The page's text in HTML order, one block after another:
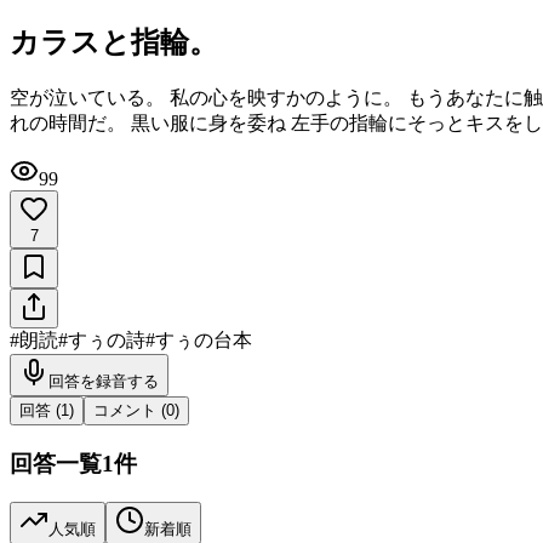
カラスと指輪。
空が泣いている。 私の心を映すかのように。 もうあなたに
れの時間だ。 黒い服に身を委ね 左手の指輪にそっとキスを
99
7
#朗読#すぅの詩#すぅの台本
回答を録音する
回答 (1 ) コメント (0)
回答一覧1件
人気順 新着順